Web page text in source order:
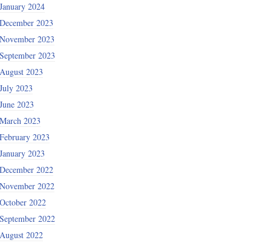
January 2024
December 2023
November 2023
September 2023
August 2023
July 2023
June 2023
March 2023
February 2023
January 2023
December 2022
November 2022
October 2022
September 2022
August 2022